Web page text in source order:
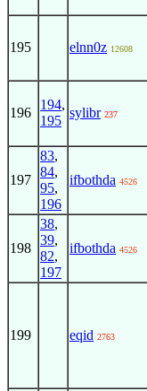
195 elnn0z 12608
196
194,
195
sylibr 237
197
83,
84,
95,
196
ifbothda 4526
198
38,
39,
82,
197
ifbothda 4526
199 eqid 2763